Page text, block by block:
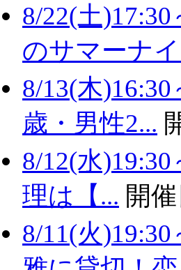
8/22(土
のサマーナ
8/13(木
歳・男性2...
8/12(水
理は【... 開
8/11(火